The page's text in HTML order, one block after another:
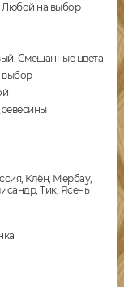
Любой на выбор
Смешанные цвета
Клён, Мербау,
Тик, Ясень